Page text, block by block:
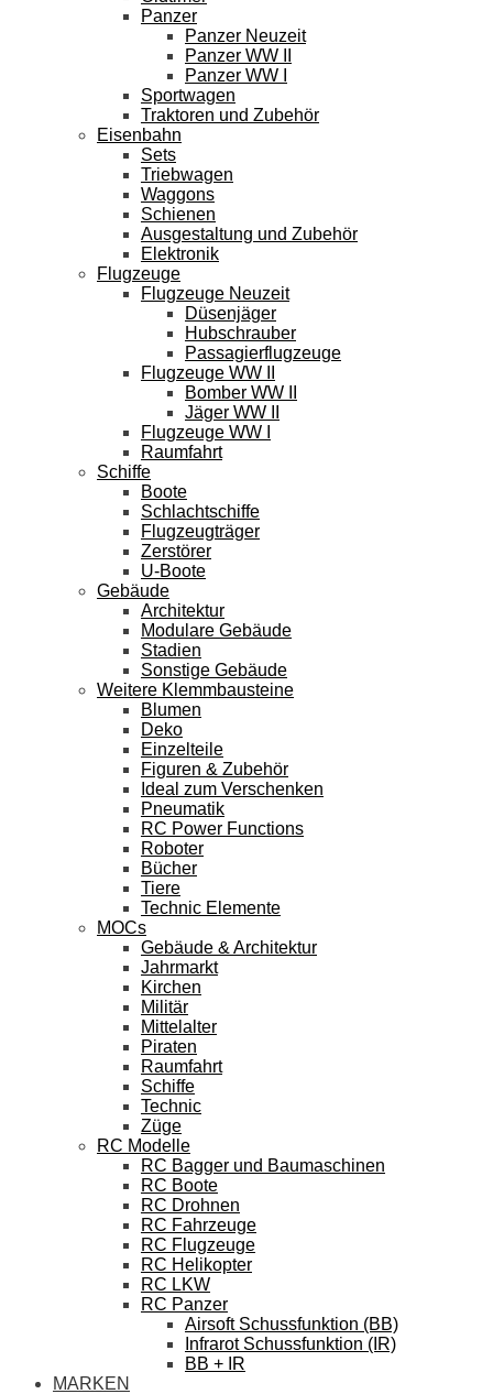
Panzer
Panzer Neuzeit
Panzer WW II
Panzer WW I
Sportwagen
Traktoren und Zubehör
Eisenbahn
Sets
Triebwagen
Waggons
Schienen
Ausgestaltung und Zubehör
Elektronik
Flugzeuge
Flugzeuge Neuzeit
Düsenjäger
Hubschrauber
Passagierflugzeuge
Flugzeuge WW II
Bomber WW II
Jäger WW II
Flugzeuge WW I
Raumfahrt
Schiffe
Boote
Schlachtschiffe
Flugzeugträger
Zerstörer
U-Boote
Gebäude
Architektur
Modulare Gebäude
Stadien
Sonstige Gebäude
Weitere Klemmbausteine
Blumen
Deko
Einzelteile
Figuren & Zubehör
Ideal zum Verschenken
Pneumatik
RC Power Functions
Roboter
Bücher
Tiere
Technic Elemente
MOCs
Gebäude & Architektur
Jahrmarkt
Kirchen
Militär
Mittelalter
Piraten
Raumfahrt
Schiffe
Technic
Züge
RC Modelle
RC Bagger und Baumaschinen
RC Boote
RC Drohnen
RC Fahrzeuge
RC Flugzeuge
RC Helikopter
RC LKW
RC Panzer
Airsoft Schussfunktion (BB)
Infrarot Schussfunktion (IR)
BB + IR
MARKEN